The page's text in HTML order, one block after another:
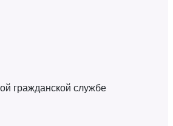
гражданской службе